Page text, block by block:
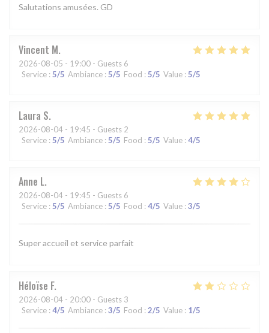
Salutations amusées. GD
Vincent M
2026-08-05 - 19:00 - Guests 6
Service : 5/5 Ambiance : 5/5 Food : 5/5 Value : 5/5
Laura S
2026-08-04 - 19:45 - Guests 2
Service : 5/5 Ambiance : 5/5 Food : 5/5 Value : 4/5
Anne L
2026-08-04 - 19:45 - Guests 6
Service : 5/5 Ambiance : 5/5 Food : 4/5 Value : 3/5
Super accueil et service parfait
Héloïse F
2026-08-04 - 20:00 - Guests 3
Service : 4/5 Ambiance : 3/5 Food : 2/5 Value : 1/5